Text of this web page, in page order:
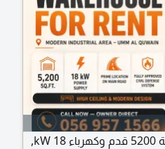
مستودع للإيجار مباشرة من المالك، المساحة 5200 قدم وكهرباء 18 kW,